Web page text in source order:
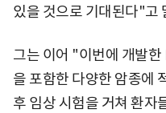
있을 것으로 기대된다"고
그는 이어 "이번에 개발
을 포함한 다양한 암종에
후 임상 시험을 거쳐 환자